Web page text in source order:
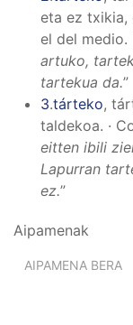
eta ez txikia,
el del medio.
artuko,
tartekua da.”
3.tárteko,
taldekoa. ·
eitten ibili
Lapurran
ez.”
Aipamenak
AIPAMENA BERA